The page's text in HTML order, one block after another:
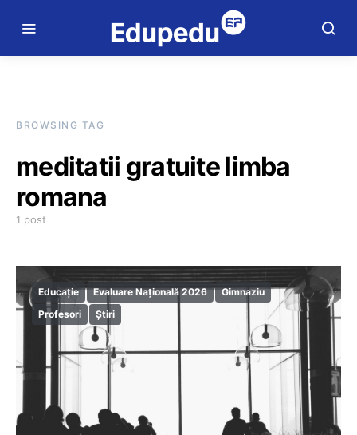
BROWSING TAG
meditatii gratuite limba
romana
1 post
Educație Evaluare Națională 2026
Gimnaziu
Profesori
Știri